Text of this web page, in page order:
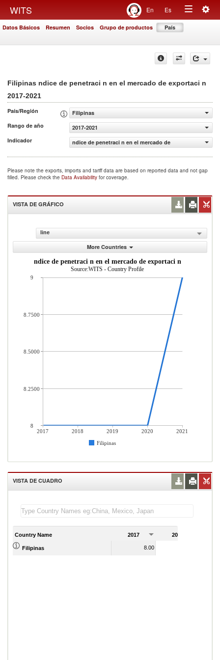
WITS En Es
Toggle
Datos Básicos Resumen Socios Grupo de productos País
Filipinas ndice de penetraci n en el mercado de exportaci n
2017-2021
País/Región
Filipinas
Rango de año
2017-2021
Indicador
ndice de penetraci n en el mercado de exportaci n
Please note the exports, imports and tariff data are based on reported data and not gap
filled. Please check the Data Availability for coverage.
VISTA DE GRÁFICO
line
More Countries
ndice de penetraci n en el mercado de exportaci n
Source:WITS - Country Profile
2017 2018 2019 2020
2021
Filipinas
9
8.7500
8.5000
8.2500
8
VISTA DE CUADRO
Country Name 2017 2018
Filipinas 8.00